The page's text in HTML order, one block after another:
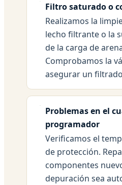
Filtro saturado o
Realizamos la
lecho filtrante o la
de la carga de
Comprobamos la
asegurar un
Problemas en el
programador
Verificamos el
de protección.
componentes
depuración sea